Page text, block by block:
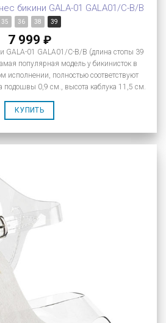
бикини GALA-01 GALA01/C-B/B
35 36 38 39
7 999 ₽
GALA-01 GALA01/C-B/B (длина стопы 39
популярная модель у бикинисток в
исполнении, полностью соответствуют
подошвы 0,9 см., высота каблука 11,5 см.
КУПИТЬ